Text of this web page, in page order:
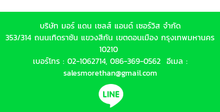
บริษัท มอร์ แดน เซลส์ แอนด์ เซอร์วิส จำกัด
353/314 ถนนเทิดราชัน แขวงสีกัน เขตดอนเมือง กรุงเทพมหานคร
10210
เบอร์โทร : 02-1062714, 086-369-0562 อีเมล :
salesmorethan@gmail.com